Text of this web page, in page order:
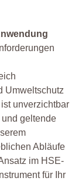
Umweltschutz
unverzichtbar
geltende
Abläufe
im HSE-
für Ihr